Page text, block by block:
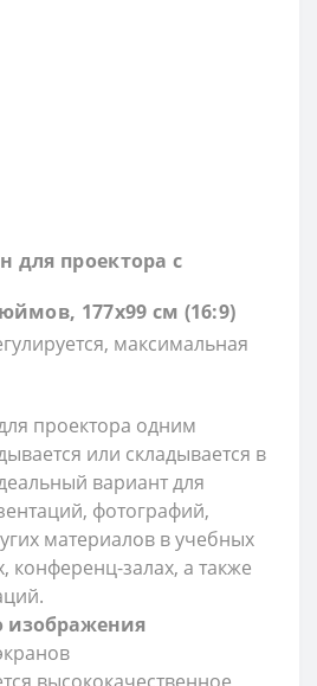
для проектора c
177х99 см (16:9)
максимальная
проектора одним
или складывается в
вариант для
фотографий,
материалов в учебных
конференц-залах, а также
изображения
высококачественное